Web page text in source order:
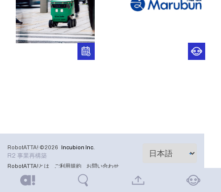
RobotATTA! ©2026 Incubion Inc.
R2 事業再構築
RobotATTA!とは ご利用規約 お問い合わせ